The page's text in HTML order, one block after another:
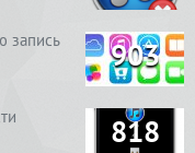
запись
903
818